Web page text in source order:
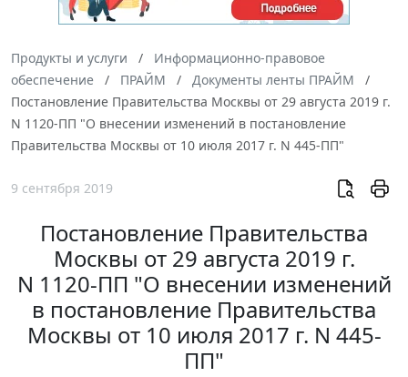
Продукты и услуги
Информационно-правовое
обеспечение
ПРАЙМ
Документы ленты ПРАЙМ
Постановление Правительства Москвы от 29 августа 2019 г.
N 1120-ПП "О внесении изменений в постановление
Правительства Москвы от 10 июля 2017 г. N 445-ПП"
9 сентября 2019
Постановление Правительства
Москвы от 29 августа 2019 г.
N 1120-ПП "О внесении изменений
в постановление Правительства
Москвы от 10 июля 2017 г. N 445-
ПП"